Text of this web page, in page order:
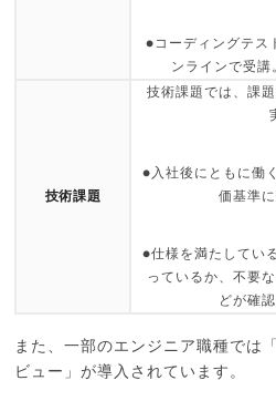
●コーディングテス
ンラインで受講
技術課題
技術課題では、課
●入社後にともに働
価基準
●仕様を満たしてい
っているか、不要
どが確
また、一部のエンジニア職種では
ビュー」が導入されています。